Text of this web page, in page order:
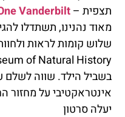
תצפית –Vanderbilt
מאוד נהנינו, תשתדלו
שלוש קומות לראות
בשביל הילד. שווה לשלם
אינטראקטיבי על מחזור
יעלה סרטון